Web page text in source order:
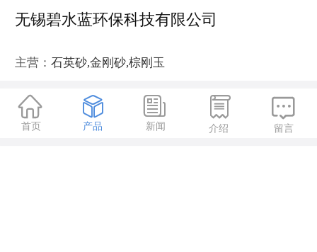
无锡碧水蓝环保科技有限公司
主营： 石英砂,金刚砂,棕刚玉

首页

产品

新闻

介绍

留言